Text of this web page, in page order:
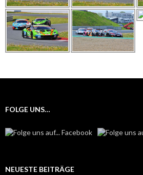
FOLGE UNS…
NEUESTE BEITRÄGE